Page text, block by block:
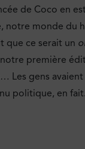
de Coco en
notre monde du
que ce serait un
première
Les gens avaient
politique, en